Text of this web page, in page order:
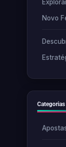
Novo
Categorias